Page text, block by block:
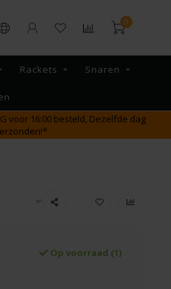
0
Rackets Snaren
vanaf €65,- binnen NL
Op voorraad (1)